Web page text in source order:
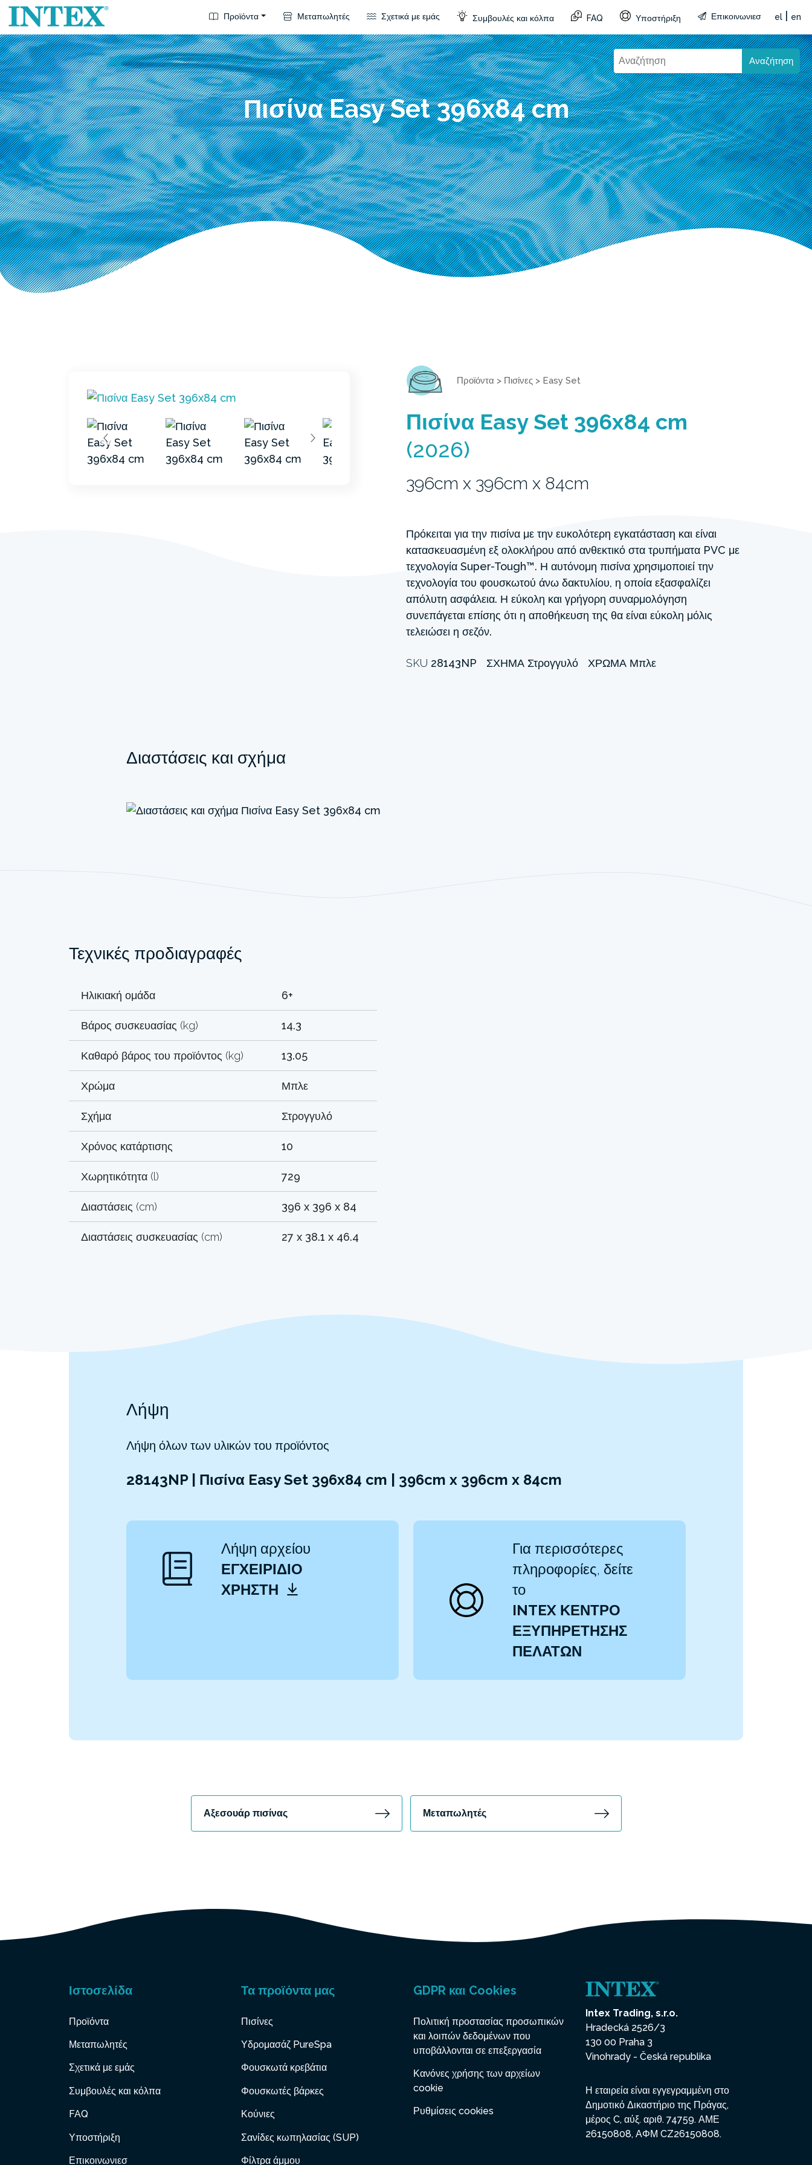
Προϊόντα Μεταπωλητές Σχετικά με εμάς Συμβουλές και κόλπα FAQ Υποστήριξη Επικοινωνιεσ el en
Αναζήτηση
Πισίνα Easy Set 396x84 cm
Προϊόντα > Πισίνες > Easy Set
Πισίνα Easy Set 396x84 cm
(2026)
396cm x 396cm x 84cm
Πρόκειται για την πισίνα με την ευκολότερη εγκατάσταση και είναι
κατασκευασμένη εξ ολοκλήρου από ανθεκτικό στα τρυπήματα PVC με
τεχνολογία Super-Tough™. Η αυτόνομη πισίνα χρησιμοποιεί την
τεχνολογία του φουσκωτού άνω δακτυλίου, η οποία εξασφαλίζει
απόλυτη ασφάλεια. Η εύκολη και γρήγορη συναρμολόγηση
συνεπάγεται επίσης ότι η αποθήκευση της θα είναι εύκολη μόλις
τελειώσει η σεζόν.
SKU 28143NP ΣΧΉΜΑ Στρογγυλό ΧΡΏΜΑ Μπλε
Διαστάσεις και σχήμα
Τεχνικές προδιαγραφές
Ηλικιακή ομάδα 6+
Βάρος συσκευασίας (kg) 14.3
Καθαρό βάρος του προϊόντος (kg) 13.05
Χρώμα Μπλε
Σχήμα Στρογγυλό
Χρόνος κατάρτισης 10
Χωρητικότητα (l) 729
Διαστάσεις (cm) 396 x 396 x 84
Διαστάσεις συσκευασίας (cm) 27 x 38.1 x 46.4
Λήψη
Λήψη όλων των υλικών του προϊόντος
28143NP | Πισίνα Easy Set 396x84 cm | 396cm x 396cm x 84cm
Λήψη αρχείου
ΕΓΧΕΙΡΊΔΙΟ
ΧΡΉΣΤΗ
Για περισσότερες
πληροφορίες, δείτε
το
INTEX ΚΕΝΤΡΟ
ΕΞΥΠΗΡΕΤΗΣΗΣ
ΠΕΛΑΤΩΝ
Αξεσουάρ πισίνας Μεταπωλητές
Ιστοσελίδα
Προϊόντα
Μεταπωλητές
Σχετικά με εμάς
Συμβουλές και κόλπα
FAQ
Υποστήριξη
Επικοινωνιεσ
Τα προϊόντα μας
Πισίνες
Υδρομασάζ PureSpa
Φουσκωτά κρεβάτια
Φουσκωτές βάρκες
Κούνιες
Σανίδες κωπηλασίας (SUP)
Φίλτρα άμμου
GDPR και Cookies
Πολιτική προστασίας προσωπικών
και λοιπών δεδομένων που
υποβάλλονται σε επεξεργασία
Κανόνες χρήσης των αρχείων
cookie
Ρυθμίσεις cookies
Intex Trading, s.r.o.
Hradecká 2526/3
130 00 Praha 3
Vinohrady - Česká republika
Η εταιρεία είναι εγγεγραμμένη στο
Δημοτικό Δικαστήριο της Πράγας,
μέρος C, αύξ. αριθ. 74759. ΑΜΕ
26150808, ΑΦΜ CZ26150808.